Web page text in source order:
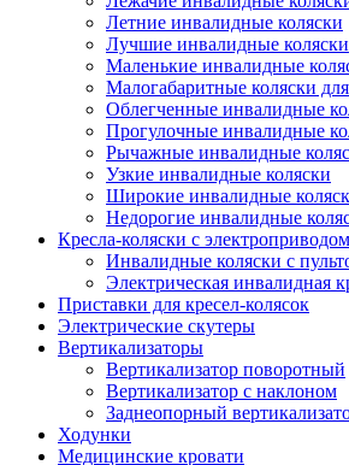
Летние инвалидные коляски
Лучшие инвалидные коляски
Маленькие инвалидные
Малогабаритные коляски
Облегченные инвалидные
Прогулочные инвалидные
Рычажные инвалидные
Узкие инвалидные коляски
Широкие инвалидные
Недорогие инвалидные
Кресла-коляски с электроприводом
Инвалидные коляски с
Электрическая инвалидная
Приставки для кресел-колясок
Электрические скутеры
Вертикализаторы
Вертикализатор поворотный
Вертикализатор с наклоном
Заднеопорный
Ходунки
Медицинские кровати